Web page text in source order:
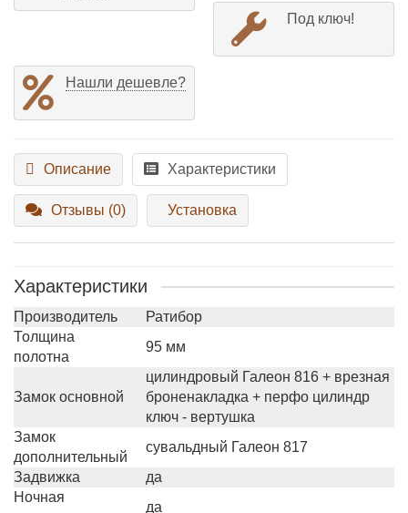
Под ключ!
Нашли дешевле?
Описание Характеристики
Отзывы (0) Установка
Характеристики
Производитель
Ратибор
Толщина
полотна
95 мм
Замок основной
цилиндровый Галеон 816 + врезная
броненакладка + перфо цилиндр
ключ - вертушка
Замок
дополнительный
сувальдный Галеон 817
Задвижка
да
Ночная
да